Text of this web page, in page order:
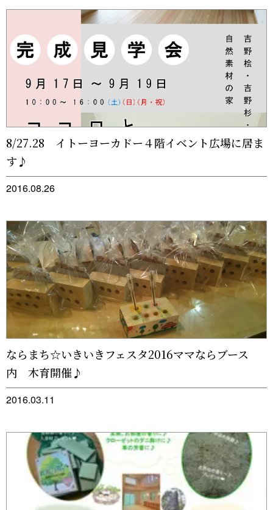
8/27.28 イトーヨーカドー４階イベント広場に居ま
す♪
2016.08.26
ならまち☆いきいきフェスタ2016ママならブース
内 木育開催♪
2016.03.11